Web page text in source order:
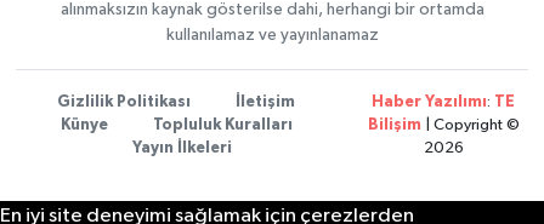
alınmaksızın kaynak gösterilse dahi, herhangi bir ortamda
kullanılamaz ve yayınlanamaz
Gizlilik Politikası
İletişim
Künye
Topluluk Kuralları
Yayın İlkeleri
Haber Yazılımı:
TE
Bilişim | Copyright ©
2026
En iyi site deneyimi sağlamak için çerezlerden